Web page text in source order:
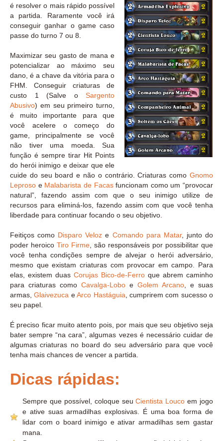
é resolver o mais rápido possível
a partida. Raramente você irá
conseguir ganhar o game caso
passe do turno 7 ou 8.
Maximizar seu gasto de mana e
potencializar ao máximo seu
dano, é a chave da vitória para o
FHM. Conseguir criaturas de
custo 1 (Salve o Sargento
Abusivo) em seu primeiro turno,
é muito importante para que
você acelere o começo do
game, principalmente se você
não tiver uma moeda. Sua
função é sempre tirar Hit Points
do herói inimigo e deixar que ele
cuide do seu board e não o contrário. Criaturas como Gnomo
Leproso e Malabarista de Facasfuncionam como um “provocar
natural”, fazendo assim com que o seu inimigo utilize de
recursos para eliminá-los, fazendo assim com que você tenha
liberdade para continuar focando o seu objetivo.
Feitiços como Disparo Veloz e Comando para Matar, junto do
poder heroico Tiro Firme , são responsáveis por possibilitar que
você tenha condições sempre de alvejar o herói adversário,
mesmo que existam criaturas com provocar em campo. Para
elas, existem duas Corujas Bico-de-Ferro que abrem caminho
para criaturas como Cavalga-Lobo e Golem Arcano , e suas
armas,Glaivezuca eArco Hastáguia , cumprirem com sucesso o
seu papel.
É preciso ficar muito atento pois, por mais que seu objetivo seja
bater sempre “na cara”, algumas vezes é necessário cuidar de
algumas criaturas no board do seu adversário para que você
tenha mais chances de vencer a partida.
Dicas rápidas:
Sempre que possível, coloque seuCientista Louco em jogo
e ative suas armadilhas explosivas. É uma boa forma de
lidar com o board inimigo e ativar armadilhas sem gastar
mana.